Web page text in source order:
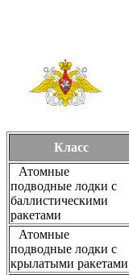
Класс
Атомные
подводные лодки с
баллистическими
ракетами
Атомные
подводные лодки с
крылатыми ракетами